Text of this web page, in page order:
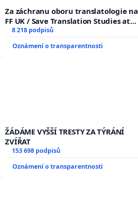
Za záchranu oboru translatologie na
FF UK / Save Translation Studies at
the Faculty of Arts, Charles
8 218 podpisů
Oznámení o transparentnosti
ŽÁDÁME VYŠŠÍ TRESTY ZA TÝRÁNÍ
ZVÍŘAT
153 698 podpisů
Oznámení o transparentnosti